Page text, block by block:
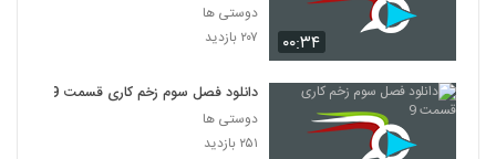
۰۰:۳۴
دوستی ها
۲۰۷ بازدید
دانلود فصل سوم زخم کاری قسمت 9
دوستی ها
۲۵۱ بازدید